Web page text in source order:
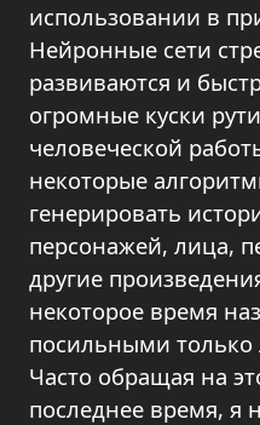
использовании в
Нейронные сети
развиваются и
огромные куски
человеческой
некоторые
генерировать
персонажей, лица,
другие
некоторое время
посильными
Часто обращая на
последнее время, я